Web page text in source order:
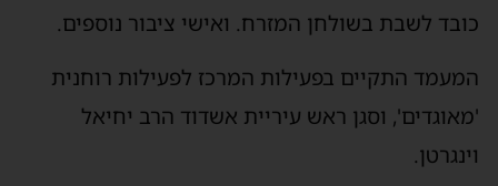
כובד לשבת בשולחן המזרח. ואישי ציבור נוספים.
המעמד התקיים בפעילות המרכז לפעילות רוחנית
'מאוגדים', וסגן ראש עיריית אשדוד הרב יחיאל
וינגרטן.